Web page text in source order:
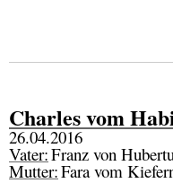
Charles vom
26.04.2016
Vater:Franz von
Mutter:Fara vom